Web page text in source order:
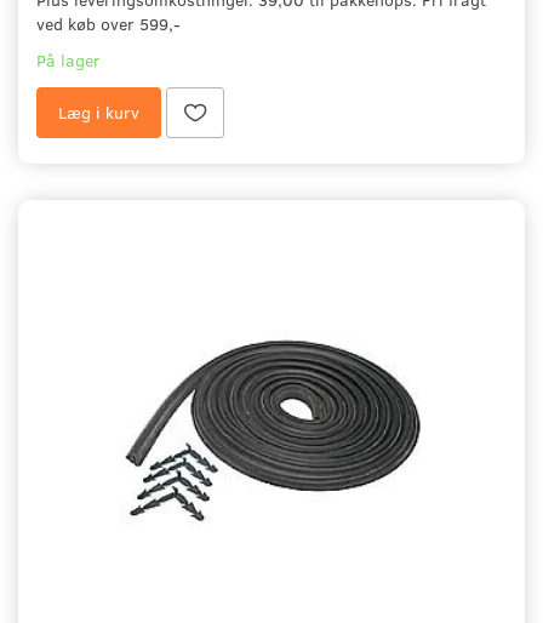
ved køb over 599,-
På lager
Læg i kurv